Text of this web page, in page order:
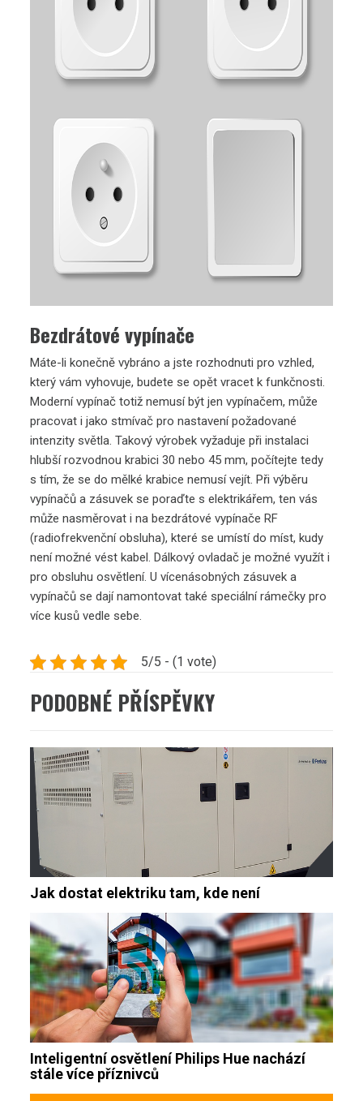
Bezdrátové vypínače
Máte-li konečně vybráno a jste rozhodnuti pro vzhled,
který vám vyhovuje, budete se opět vracet k funkčnosti.
Moderní vypínač totiž nemusí být jen vypínačem, může
pracovat i jako stmívač pro nastavení požadované
intenzity světla. Takový výrobek vyžaduje při instalaci
hlubší rozvodnou krabici 30 nebo 45 mm, počítejte tedy
s tím, že se do mělké krabice nemusí vejít. Při výběru
vypínačů a zásuvek se poraďte s elektrikářem, ten vás
může nasměrovat i na bezdrátové vypínače RF
(radiofrekvenční obsluha), které se umístí do míst, kudy
není možné vést kabel. Dálkový ovladač je možné využít i
pro obsluhu osvětlení. U vícenásobných zásuvek a
vypínačů se dají namontovat také speciální rámečky pro
více kusů vedle sebe.
5/5 - (1 vote)
PODOBNÉ PŘÍSPĚVKY
Jak dostat elektriku tam, kde není
Inteligentní osvětlení Philips Hue nachází
stále více příznivců